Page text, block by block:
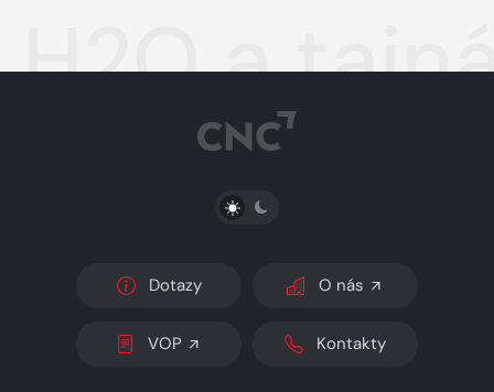
H2O a
PŘEPNOUT SVĚTLÝ/TMAVÝ REŽIM
Dotazy O nás
VOP Kontakty